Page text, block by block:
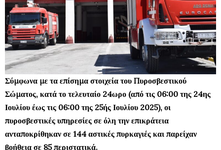
Σύμφωνα με τα επίσημα στοιχεία του Πυροσβεστικού
Σώματος, κατά το τελευταίο 24ωρο (από τις 06:00 της 24ης
Ιουλίου έως τις 06:00 της 25ής Ιουλίου 2025), οι
πυροσβεστικές υπηρεσίες σε όλη την επικράτεια
ανταποκρίθηκαν σε 144 αστικές πυρκαγιές και παρείχαν
βοήθεια σε 85 περιστατικά.